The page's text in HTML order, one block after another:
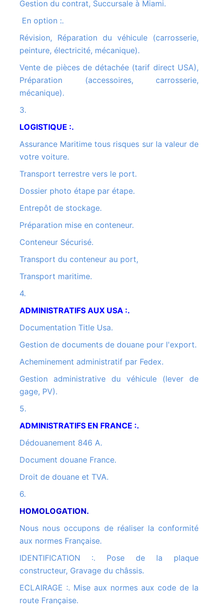
Gestion du contrat, Succursale à Miami.
En option :.
Révision, Réparation du véhicule (carrosserie,
peinture, électricité, mécanique).
Vente de pièces de détachée (tarif direct USA),
Préparation (accessoires, carrosserie,
mécanique).
3.
LOGISTIQUE :.
Assurance Maritime tous risques sur la valeur de
votre voiture.
Transport terrestre vers le port.
Dossier photo étape par étape.
Entrepôt de stockage.
Préparation mise en conteneur.
Conteneur Sécurisé.
Transport du conteneur au port,
Transport maritime.
4.
ADMINISTRATIFS AUX USA :.
Documentation Title Usa.
Gestion de documents de douane pour l'export.
Acheminement administratif par Fedex.
Gestion administrative du véhicule (lever de
gage, PV).
5.
ADMINISTRATIFS EN FRANCE :.
Dédouanement 846 A.
Document douane France.
Droit de douane et TVA.
6.
HOMOLOGATION.
Nous nous occupons de réaliser la conformité
aux normes Française.
IDENTIFICATION :. Pose de la plaque
constructeur, Gravage du châssis.
ECLAIRAGE :. Mise aux normes aux code de la
route Française.